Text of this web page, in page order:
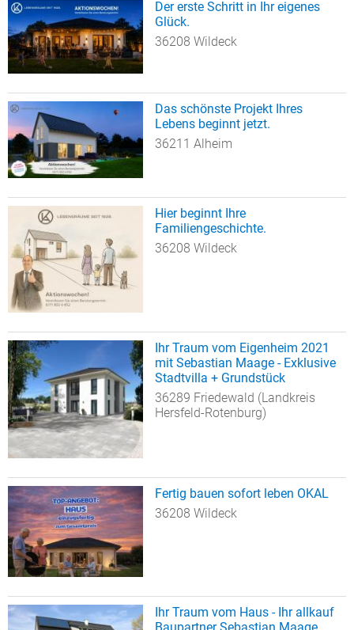
Der erste Schritt in Ihr eigenes
Glück.
36208 Wildeck
Das schönste Projekt Ihres
Lebens beginnt jetzt.
36211 Alheim
Hier beginnt Ihre
Familiengeschichte.
36208 Wildeck
Ihr Traum vom Eigenheim 2021
mit Sebastian Maage - Exklusive
Stadtvilla + Grundstück
36289 Friedewald (Landkreis
Hersfeld-Rotenburg)
Fertig bauen sofort leben OKAL
36208 Wildeck
Ihr Traum vom Haus - Ihr allkauf
Baupartner Sebastian Maage